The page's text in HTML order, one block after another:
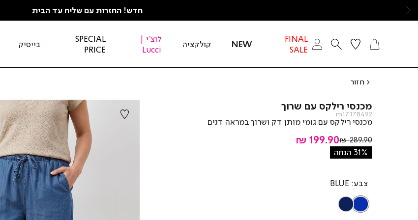
חדש! החזרות עם שליח עד הבית
FINAL
SALE
NEW קולקציה
לוצ'י |
Lucci
SPECIAL
PRICE
בייסיק
חזור
מכנסי רילקס עם שרוך
m17178492
מכנסי רילקס עם גומי מותן דק ושרוך במראה דנים
מחיר
מוצר
199.90 ₪
מחיר
רגיל
289.90 ₪
31% הנחה
צבע BLUE
BLUE
DARK
BLUE